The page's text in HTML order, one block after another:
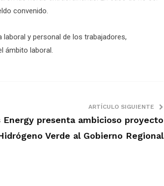
convenido.
y personal de los trabajadores,
ámbito laboral.
ARTÍCULO SIGUIENTE
Energy presenta ambicioso proyecto
Verde al Gobierno Regional